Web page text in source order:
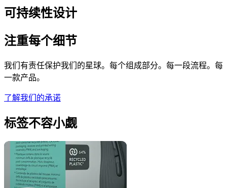
可持续性设计
注重每个细节
我们有责任保护我们的星球。每个组成部分。每一段流程。每
一款产品。
了解我们的承诺
标签不容小觑